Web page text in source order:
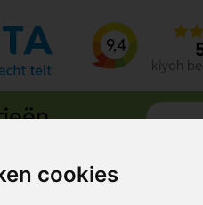
cookies
9,4
kiyoh
Aansteker GO